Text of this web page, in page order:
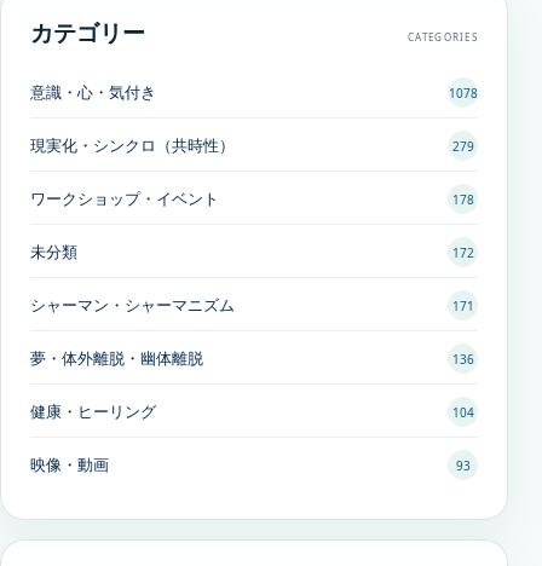
カテゴリー CATEGORIES
意識・心・気付き 1078
現実化・シンクロ（共時性） 279
ワークショップ・イベント 178
未分類 172
シャーマン・シャーマニズム 171
夢・体外離脱・幽体離脱 136
健康・ヒーリング 104
映像・動画 93